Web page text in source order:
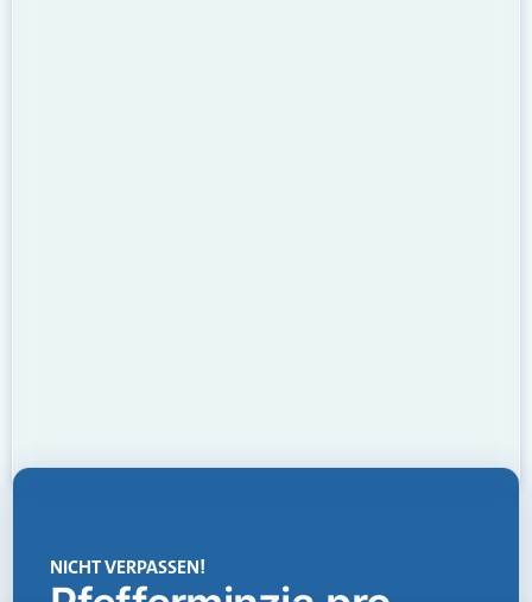
NICHT VERPASSEN!